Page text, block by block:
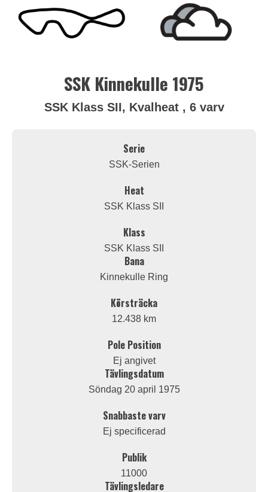
SSK Kinnekulle 1975
SSK Klass SII, Kvalheat , 6 varv
Serie
SSK-Serien
Heat
SSK Klass SII
Klass
SSK Klass SII
Bana
Kinnekulle Ring
Körsträcka
12.438 km
Pole Position
Ej angivet
Tävlingsdatum
Söndag 20 april 1975
Snabbaste varv
Ej specificerad
Publik
11000
Tävlingsledare